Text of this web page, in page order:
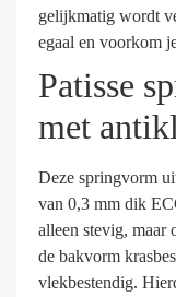
gelijkmatig wordt
egaal en voorkom
Patisse
met
Deze springvorm
van 0,3 mm dik
alleen stevig, maar
de bakvorm
vlekbestendig.